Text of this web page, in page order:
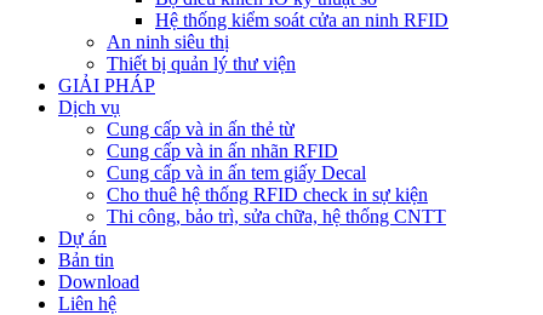
Hệ thống kiểm soát cửa an ninh RFID
An ninh siêu thị
Thiết bị quản lý thư viện
GIẢI PHÁP
Dịch vụ
Cung cấp và in ấn thẻ từ
Cung cấp và in ấn nhãn RFID
Cung cấp và in ấn tem giấy Decal
Cho thuê hệ thống RFID check in sự kiện
Thi công, bảo trì, sửa chữa, hệ thống CNTT
Dự án
Bản tin
Download
Liên hệ